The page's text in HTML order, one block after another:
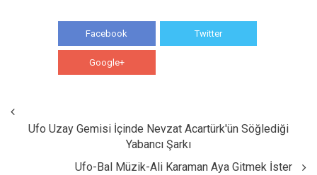
Facebook Twitter
Google+
Ufo Uzay Gemisi İçinde Nevzat Acartürk'ün Söğlediği
Yabancı Şarkı
Ufo-Bal Müzik-Ali Karaman Aya Gitmek İster